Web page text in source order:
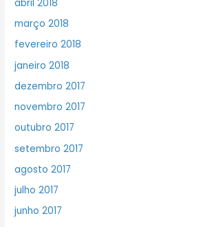
abril 2018
março 2018
fevereiro 2018
janeiro 2018
dezembro 2017
novembro 2017
outubro 2017
setembro 2017
agosto 2017
julho 2017
junho 2017